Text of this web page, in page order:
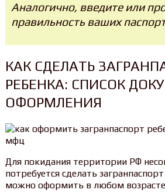
Аналогично, введите или
правильность ваших
КАК СДЕЛАТЬ
РЕБЕНКА: СПИСОК
ОФОРМЛЕНИЯ
Для покидания территории РФ
потребуется сделать
можно оформить в любом